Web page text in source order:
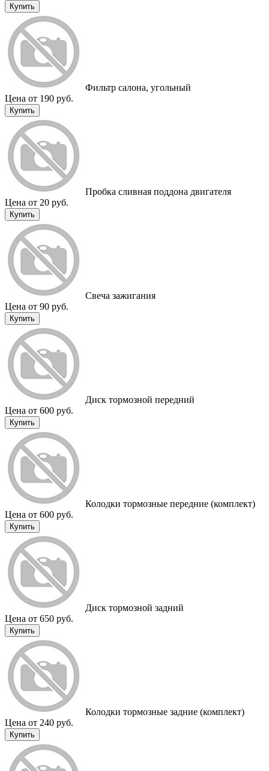
Купить
Фильтр салона, угольный
Цена от 190 руб.
Купить
Пробка сливная поддона двигателя
Цена от 20 руб.
Купить
Свеча зажигания
Цена от 90 руб.
Купить
Диск тормозной передний
Цена от 600 руб.
Купить
Колодки тормозные передние (комплект)
Цена от 600 руб.
Купить
Диск тормозной задний
Цена от 650 руб.
Купить
Колодки тормозные задние (комплект)
Цена от 240 руб.
Купить